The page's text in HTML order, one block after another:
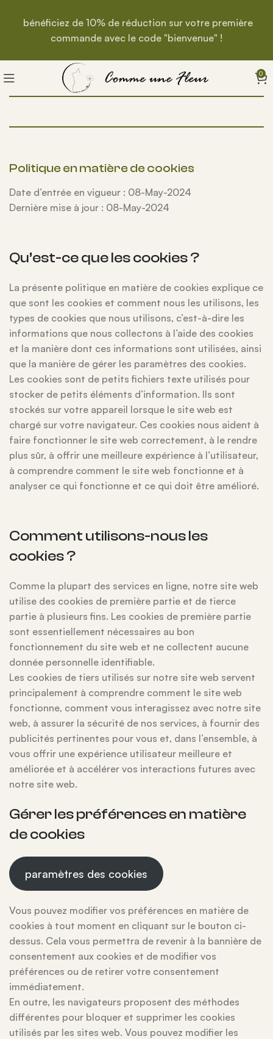
0
Politique en matière de cookies
Date d’entrée en vigueur : 08-May-2024
Dernière mise à jour : 08-May-2024
Qu’est-ce que les cookies ?
La présente politique en matière de cookies explique ce
que sont les cookies et comment nous les utilisons, les
types de cookies que nous utilisons, c’est-à-dire les
informations que nous collectons à l’aide des cookies
et la manière dont ces informations sont utilisées, ainsi
que la manière de gérer les paramètres des cookies.
Les cookies sont de petits fichiers texte utilisés pour
stocker de petits éléments d’information. Ils sont
stockés sur votre appareil lorsque le site web est
chargé sur votre navigateur. Ces cookies nous aident à
faire fonctionner le site web correctement, à le rendre
plus sûr, à offrir une meilleure expérience à l’utilisateur,
à comprendre comment le site web fonctionne et à
analyser ce qui fonctionne et ce qui doit être amélioré.
Comment utilisons-nous les
cookies ?
Comme la plupart des services en ligne, notre site web
utilise des cookies de première partie et de tierce
partie à plusieurs fins. Les cookies de première partie
sont essentiellement nécessaires au bon
fonctionnement du site web et ne collectent aucune
donnée personnelle identifiable.
Les cookies de tiers utilisés sur notre site web servent
principalement à comprendre comment le site web
fonctionne, comment vous interagissez avec notre site
web, à assurer la sécurité de nos services, à fournir des
publicités pertinentes pour vous et, dans l’ensemble, à
vous offrir une expérience utilisateur meilleure et
améliorée et à accélérer vos interactions futures avec
notre site web.
Gérer les préférences en matière
de cookies
paramètres des cookies
Vous pouvez modifier vos préférences en matière de
cookies à tout moment en cliquant sur le bouton ci-
dessus. Cela vous permettra de revenir à la bannière de
consentement aux cookies et de modifier vos
préférences ou de retirer votre consentement
immédiatement.
En outre, les navigateurs proposent des méthodes
différentes pour bloquer et supprimer les cookies
utilisés par les sites web. Vous pouvez modifier les
bénéficiez de 10% de réduction sur votre première
commande avec le code "bienvenue" !